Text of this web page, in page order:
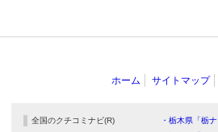
ホーム サイトマップ
全国のクチコミナビ(R) ・栃木県「栃ナ